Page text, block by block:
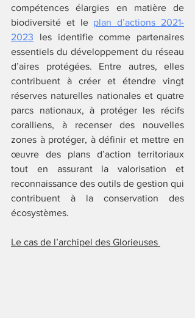
compétences élargies en matière de
biodiversité et le plan d’actions 2021-
2023
les identifie comme partenaires
essentiels du développement du réseau
d’aires protégées. Entre autres, elles
contribuent à créer et étendre vingt
réserves naturelles nationales et quatre
parcs nationaux, à protéger les récifs
coralliens, à recenser des nouvelles
zones à protéger, à définir et mettre en
œuvre des plans d’action territoriaux
tout en assurant la valorisation et
reconnaissance des outils de gestion qui
contribuent à la conservation des
écosystèmes.
Le cas de l’archipel des Glorieuses